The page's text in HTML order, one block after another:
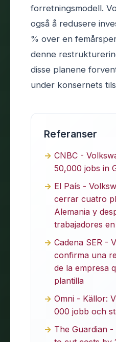
forretningsmodell.
også å redusere
% over en
denne
disse planene
under konsernets
Referanser
CNBC -
50,000 jobs in
El País -
cerrar cuatro
Alemania y
trabajadores
Cadena SER -
confirma una
de la empresa
plantilla
Omni - Källor:
000 jobb och
The Guardian -